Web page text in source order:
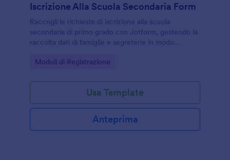
Iscrizione Alla Scuola Secondaria Form
Raccogli le richieste di iscrizione alla scuola
secondaria di primo grado con Jotform, gestendo la
raccolta dati di famiglie e segreterie in modo
pronto all’uso.
Go to Category:
Moduli di Registrazione
Usa Template
Anteprima